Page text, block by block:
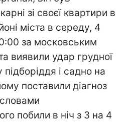
зі своєї квартири в
міста в середу, 4
за московським
виявили удар грудної
підборіддя і садно на
поставили діагноз
побили в ніч з 3 на 4